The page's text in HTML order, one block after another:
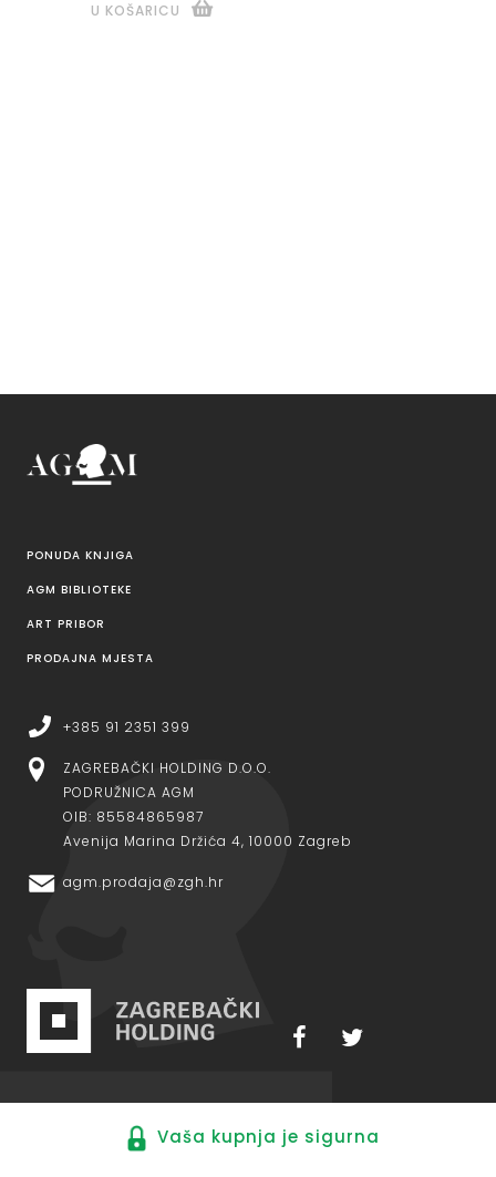
U KOŠARICU
PONUDA KNJIGA
AGM BIBLIOTEKE
ART PRIBOR
PRODAJNA MJESTA
+385 91 2351 399
ZAGREBAČKI HOLDING D.O.O.
PODRUŽNICA AGM
OIB: 85584865987
Avenija Marina Držića 4, 10000 Zagreb
agm.prodaja@zgh.hr
Vaša kupnja je sigurna